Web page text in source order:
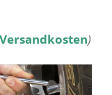
Versandkosten)